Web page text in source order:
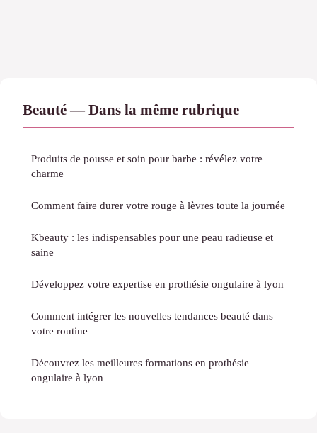
Beauté — Dans la même rubrique
Produits de pousse et soin pour barbe : révélez votre
charme
Comment faire durer votre rouge à lèvres toute la journée
Kbeauty : les indispensables pour une peau radieuse et
saine
Développez votre expertise en prothésie ongulaire à lyon
Comment intégrer les nouvelles tendances beauté dans
votre routine
Découvrez les meilleures formations en prothésie
ongulaire à lyon